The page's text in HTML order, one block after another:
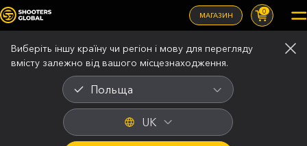
МАГАЗИН 0
Виберіть іншу країну чи регіон і мову для перегляду
вмісту залежно від вашого місцезнаходження.
Польща
UK
Правова інформація
Умови продажу
Останнє оновлення: 2 березня 2026 року